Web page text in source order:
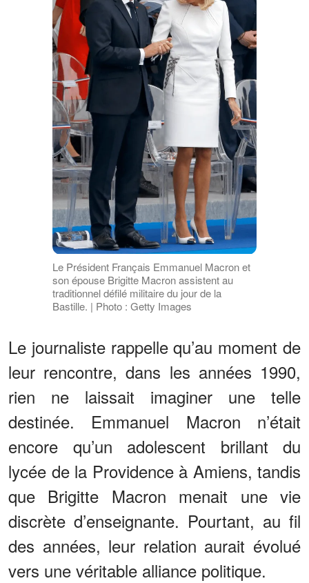
Le Président Français Emmanuel Macron et
son épouse Brigitte Macron assistent au
traditionnel défilé militaire du jour de la
Bastille. | Photo : Getty Images
Le journaliste rappelle qu’au moment de
leur rencontre, dans les années 1990,
rien ne laissait imaginer une telle
destinée. Emmanuel Macron n’était
encore qu’un adolescent brillant du
lycée de la Providence à Amiens, tandis
que Brigitte Macron menait une vie
discrète d’enseignante. Pourtant, au fil
des années, leur relation aurait évolué
vers une véritable alliance politique.